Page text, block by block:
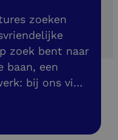
zoeken
zoek bent naar
een
bij ons vind